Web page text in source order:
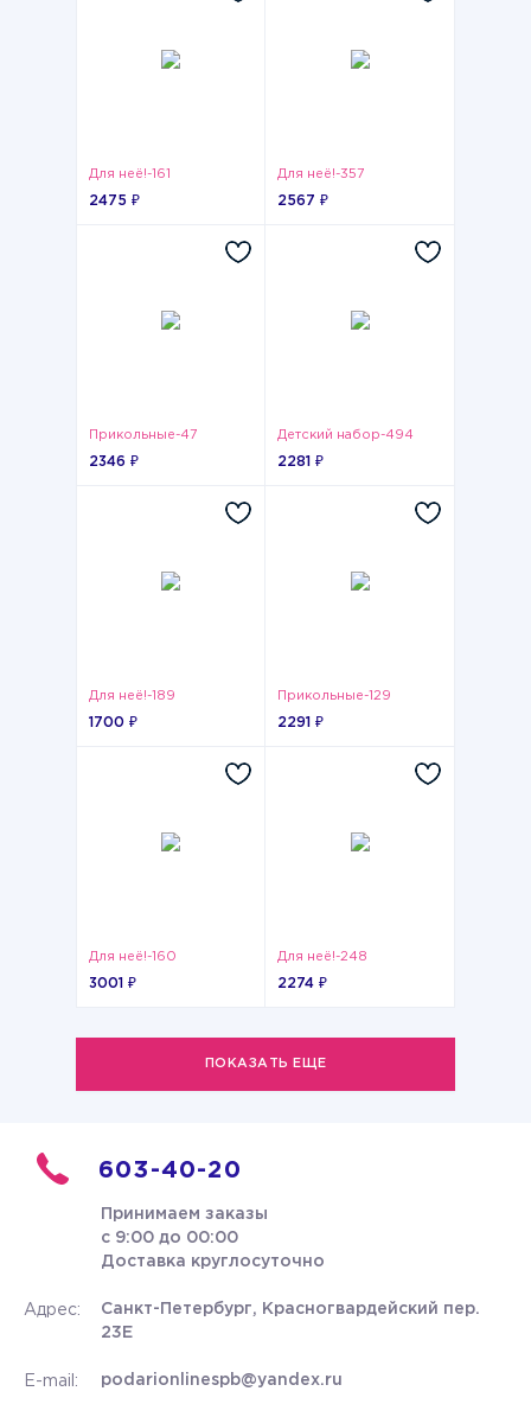
Для неё!-161
2475 ₽
Для неё!-357
2567 ₽
Прикольные-47
2346 ₽
Детский набор-494
2281 ₽
Для неё!-189
1700 ₽
Прикольные-129
2291 ₽
Для неё!-160
3001 ₽
Для неё!-248
2274 ₽
ПОКАЗАТЬ ЕЩЕ
603-40-20
Принимаем заказы
с 9:00 до 00:00
Доставка круглосуточно
Адрес:
Санкт-Петербург, Красногвардейский пер.
23Е
E-mail: podarionlinespb@yandex.ru